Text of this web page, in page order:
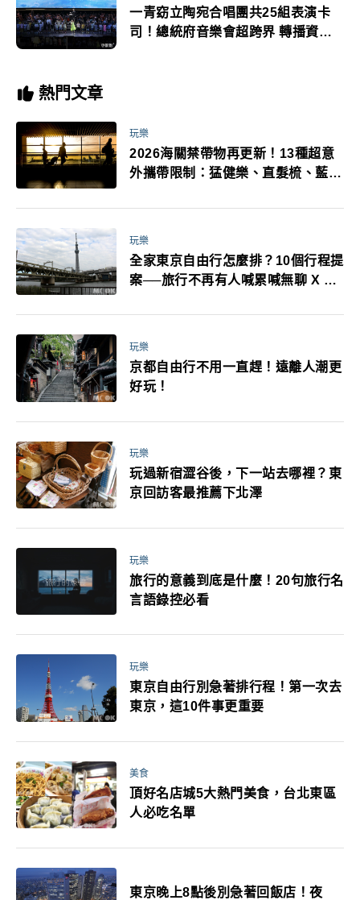
一青窈立陶宛合唱團共25組表演卡
司！總統府音樂會超跨界 轉播資訊
熱門文章
玩樂
2026海關禁帶物再更新！13種超意
外攜帶限制：猛健樂、直髮梳、藍牙
萬！注意事項一次看！
玩樂
全家東京自由行怎麼排？10個行程提
案──旅行不再有人喊累喊無聊 X 爸
玩樂
京都自由行不用一直趕！遠離人潮更
好玩！
玩樂
玩過新宿澀谷後，下一站去哪裡？東
京回訪客最推薦下北澤
玩樂
旅行的意義到底是什麼！20句旅行名
言語錄控必看
玩樂
東京自由行別急著排行程！第一次去
東京，這10件事更重要
美食
頂好名店城5大熱門美食，台北東區
人必吃名單
東京晚上8點後別急著回飯店！夜